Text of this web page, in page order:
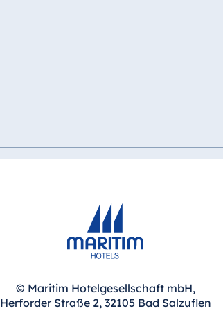
© Maritim Hotelgesellschaft mbH,
Herforder Straße 2, 32105 Bad Salzuflen